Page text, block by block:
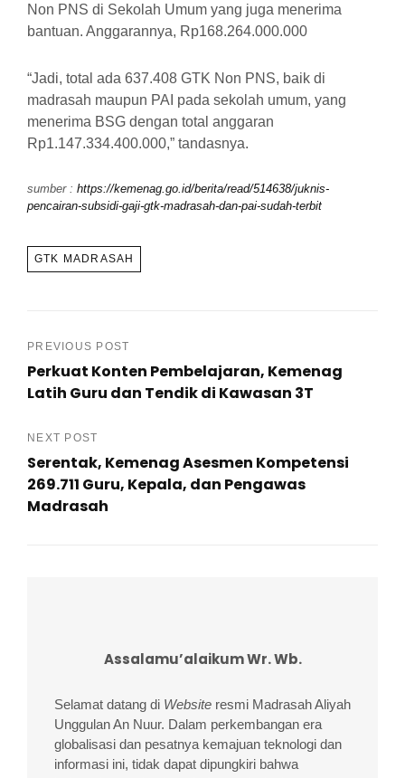
Non PNS di Sekolah Umum yang juga menerima
bantuan. Anggarannya, Rp168.264.000.000
“Jadi, total ada 637.408 GTK Non PNS, baik di
madrasah maupun PAI pada sekolah umum, yang
menerima BSG dengan total anggaran
Rp1.147.334.400.000,” tandasnya.
sumber : https://kemenag.go.id/berita/read/514638/juknis-
pencairan-subsidi-gaji-gtk-madrasah-dan-pai-sudah-terbit
TAGS
GTK MADRASAH
Post
navigation
PREVIOUS POST
Perkuat Konten Pembelajaran, Kemenag
Latih Guru dan Tendik di Kawasan 3T
Post
NEXT POST
Serentak, Kemenag Asesmen Kompetensi
269.711 Guru, Kepala, dan Pengawas
Madrasah
Assalamu’alaikum Wr. Wb.
Selamat datang di Website resmi Madrasah Aliyah
Unggulan An Nuur. Dalam perkembangan era
globalisasi dan pesatnya kemajuan teknologi dan
informasi ini, tidak dapat dipungkiri bahwa